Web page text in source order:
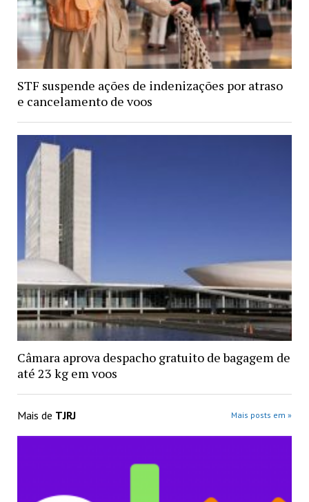
STF suspende ações de indenizações por atraso
e cancelamento de voos
Câmara aprova despacho gratuito de bagagem de
até 23 kg em voos
Mais de TJRJ Mais posts em »